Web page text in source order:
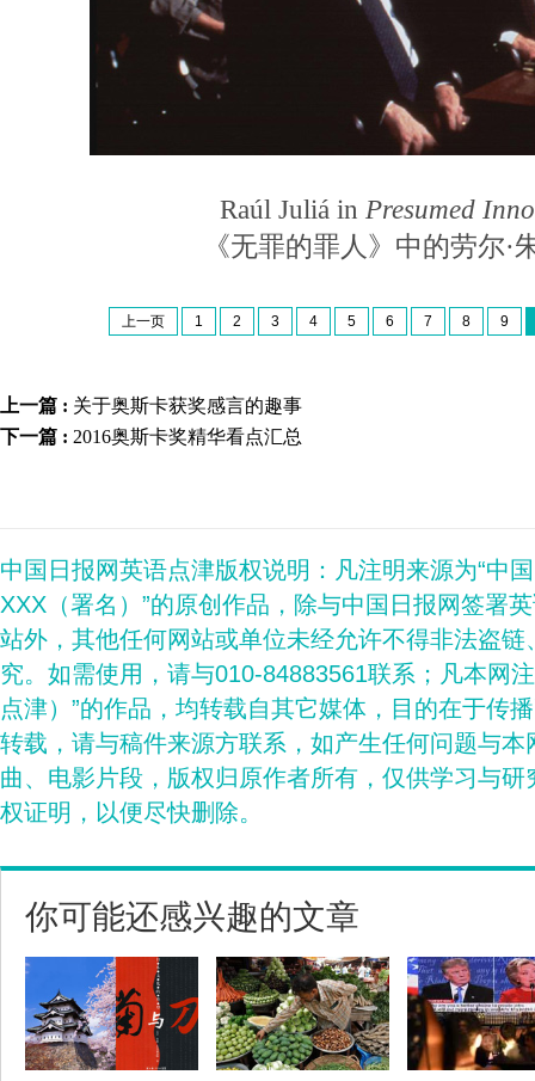
Raúl Juliá in Presumed
《无罪的罪人》中的劳尔·
上一页 1 2 3 4 5 6 7 8 9
上一篇 : 关于奥斯卡获奖感言的趣事
下一篇 : 2016奥斯卡奖精华看点汇总
中国日报网英语点津版权说明：凡注明来源为“中
XXX（署名）”的原创作品，除与中国日报网签署
站外，其他任何网站或单位未经允许不得非法盗
究。如需使用，请与010-84883561联系；凡本网
点津）”的作品，均转载自其它媒体，目的在于传
转载，请与稿件来源方联系，如产生任何问题与
曲、电影片段，版权归原作者所有，仅供学习与
权证明，以便尽快删除。
你可能还感兴趣的文章